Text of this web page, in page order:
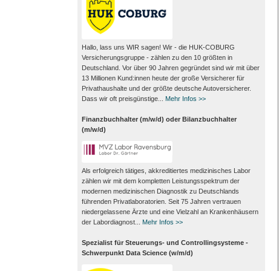
Hallo, lass uns WIR sagen! Wir - die HUK-COBURG
Versicherungsgruppe - zählen zu den 10 größten in
Deutschland. Vor über 90 Jahren gegründet sind wir mit über
13 Millionen Kund:innen heute der große Versicherer für
Privathaushalte und der größte deutsche Autoversicherer.
Dass wir oft preisgünstige...
Mehr Infos >>
Finanzbuchhalter (m/w/d) oder Bilanzbuchhalter
(m/w/d)
Als erfolgreich tätiges, akkreditiertes medizinisches Labor
zählen wir mit dem kompletten Leistungs­spektrum der
modernen medizinischen Diagnostik zu Deutschlands
führenden Privat­laboratorien. Seit 75 Jahren vertrauen
nieder­gelassene Ärzte und eine Vielzahl an Kranken­häusern
der Labor­diagnost...
Mehr Infos >>
Spezialist für Steuerungs- und Controllingsysteme -
Schwerpunkt Data Science (w/m/d)